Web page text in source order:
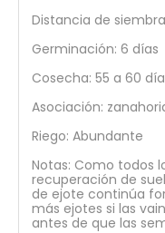
Distancia de
Germinación: 6 días
Cosecha: 55 a 60
Asociación:
Riego: Abundante
Notas: Como todos
recuperación de
de ejote continúa
más ejotes si las
antes de que las